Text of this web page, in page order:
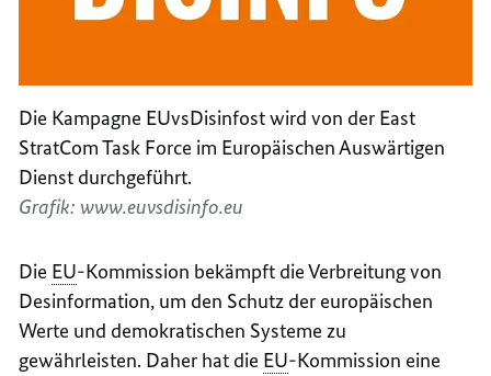
Die Kampagne EUvsDisinfost wird von der East
StratCom Task Force im Europäischen Auswärtigen
Dienst durchgeführt.
Grafik: www.euvsdisinfo.eu
Die EU-Kommission bekämpft die Verbreitung von
Desinformation, um den Schutz der europäischen
Werte und demokratischen Systeme zu
gewährleisten. Daher hat die EU-Kommission eine